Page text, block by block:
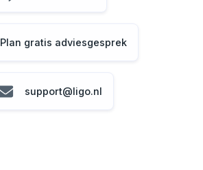
Plan gratis adviesgesprek
support@ligo.nl